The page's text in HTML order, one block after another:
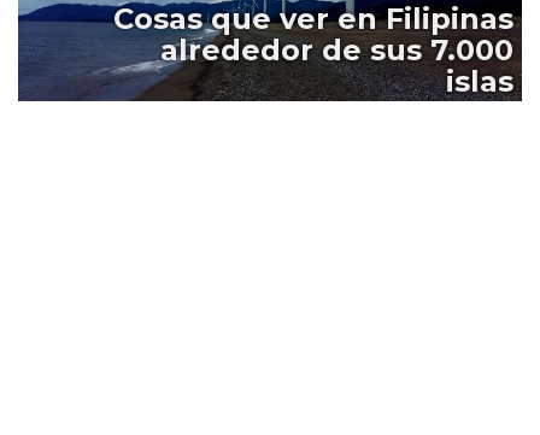
Cosas que ver en Filipinas
alrededor de sus 7.000
islas